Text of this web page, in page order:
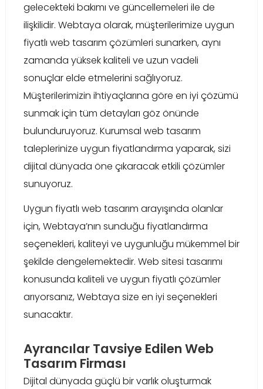
gelecekteki bakımı ve güncellemeleri ile de
ilişkilidir. Webtaya olarak, müşterilerimize uygun
fiyatlı web tasarım çözümleri sunarken, aynı
zamanda yüksek kaliteli ve uzun vadeli
sonuçlar elde etmelerini sağlıyoruz.
Müşterilerimizin ihtiyaçlarına göre en iyi çözümü
sunmak için tüm detayları göz önünde
bulunduruyoruz. Kurumsal web tasarım
taleplerinize uygun fiyatlandırma yaparak, sizi
dijital dünyada öne çıkaracak etkili çözümler
sunuyoruz.
Uygun fiyatlı web tasarım arayışında olanlar
için, Webtaya’nın sunduğu fiyatlandırma
seçenekleri, kaliteyi ve uygunluğu mükemmel bir
şekilde dengelemektedir. Web sitesi tasarımı
konusunda kaliteli ve uygun fiyatlı çözümler
arıyorsanız, Webtaya size en iyi seçenekleri
sunacaktır.
Ayrancılar Tavsiye Edilen Web
Tasarım Firması
Dijital dünyada güçlü bir varlık oluşturmak